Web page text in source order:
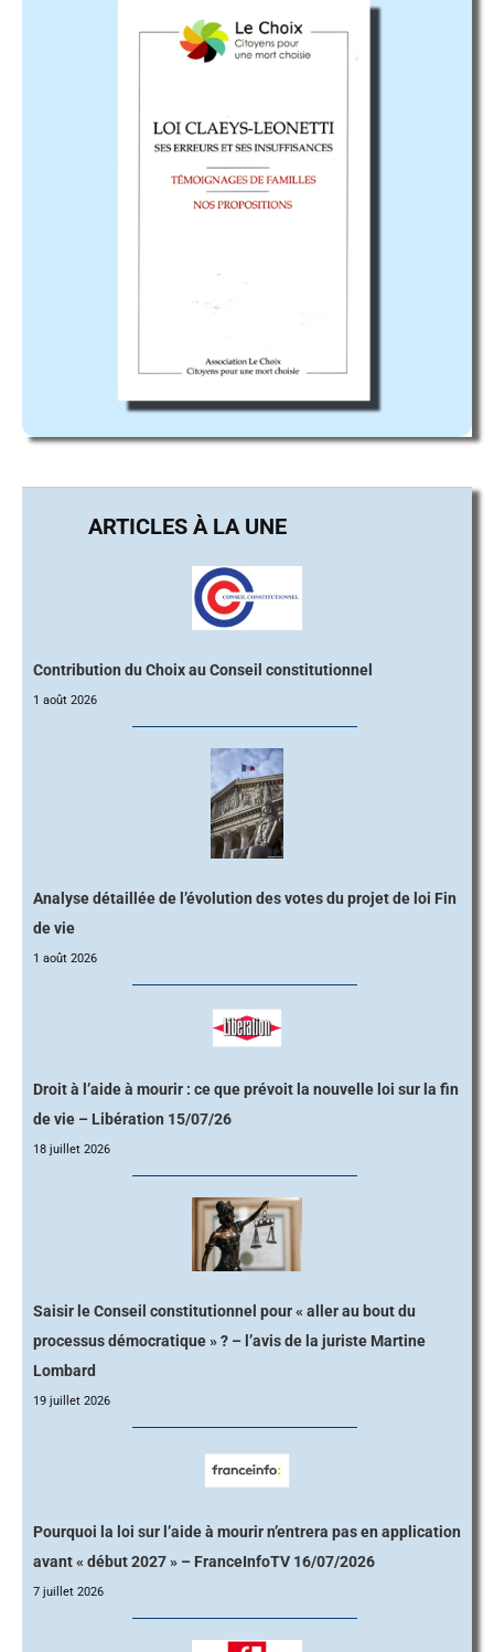
Contribution du Choix au Conseil constitutionnel
1 août 2026
Analyse détaillée de l’évolution des votes du projet de loi Fin
de vie
1 août 2026
Droit à l’aide à mourir : ce que prévoit la nouvelle loi sur la fin
de vie – Libération 15/07/26
18 juillet 2026
Saisir le Conseil constitutionnel pour « aller au bout du
processus démocratique » ? – l’avis de la juriste Martine
Lombard
19 juillet 2026
Pourquoi la loi sur l’aide à mourir n’entrera pas en application
avant « début 2027 » – FranceInfoTV 16/07/2026
7 juillet 2026